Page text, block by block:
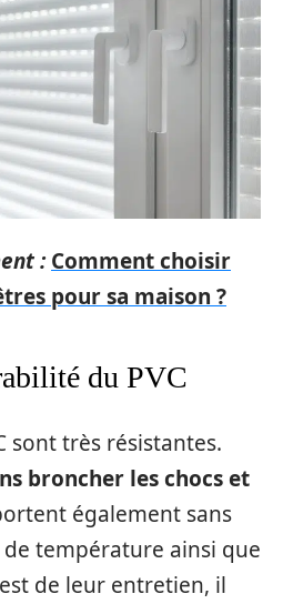
: Comment choisir
pour sa maison ?
du PVC
sont très résistantes.
broncher les chocs et
également sans
température ainsi que
de leur entretien, il